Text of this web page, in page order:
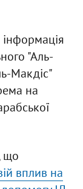
"Аль-
Макдіс"
на
що
вплив на